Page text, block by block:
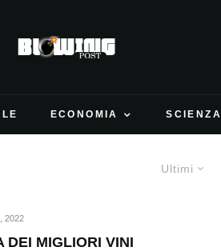
ECONOMIA SCIENZA
Ultimi
2022
DEI MIGLIORI VINI